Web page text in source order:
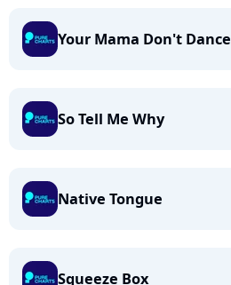
Your Mama Don't Dance
So Tell Me Why
Native Tongue
Squeeze Box